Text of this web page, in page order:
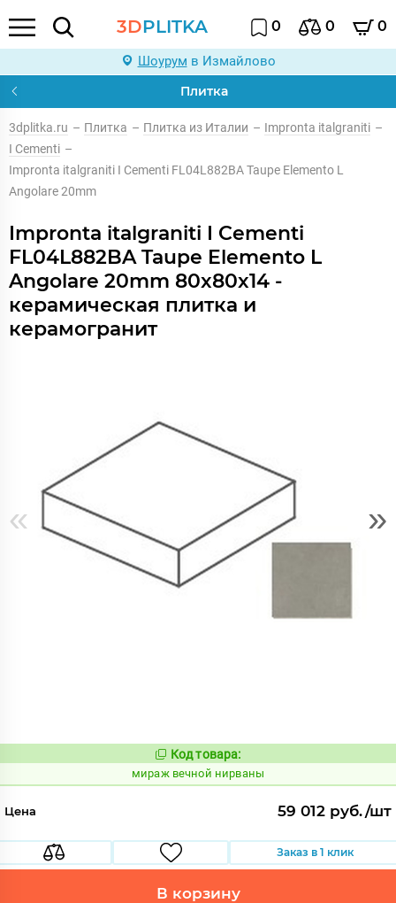
3DPLITKA 0 0 0
Шоурум в Измайлово
Плитка
3dplitka.ru – Плитка – Плитка из Италии – Impronta italgraniti –
I Cementi –
Impronta italgraniti I Cementi FL04L882BA Taupe Elemento L
Angolare 20mm
Impronta italgraniti I Cementi
FL04L882BA Taupe Elemento L
Angolare 20mm 80x80x14 -
керамическая плитка и
керамогранит
« »
Код:
986059
Код товара:
мираж вечной нирваны
Цена 59 012 руб./шт
Заказ в 1 клик
В корзину